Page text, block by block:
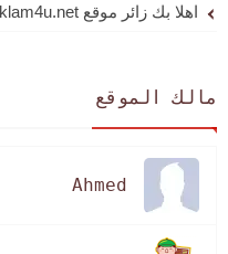
اهلا بك زائر موقع klam4u.net
مالك الموقع
Ahmed